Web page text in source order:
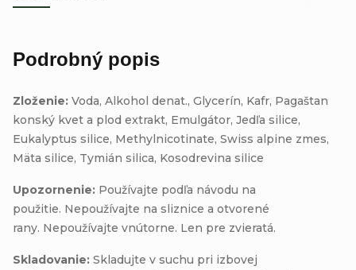
Podrobný popis
Zloženie: Voda, Alkohol denat., Glycerín, Kafr, Pagaštan
konský kvet a plod extrakt, Emulgátor, Jedľa silice,
Eukalyptus silice, Methylnicotinate, Swiss alpine zmes,
Mäta silice, Tymián silica, Kosodrevina silice
Upozornenie: Používajte podľa návodu na
použitie. Nepoužívajte na sliznice a otvorené
rany. Nepoužívajte vnútorne. Len pre zvieratá.
Skladovanie: Skladujte v suchu pri izbovej